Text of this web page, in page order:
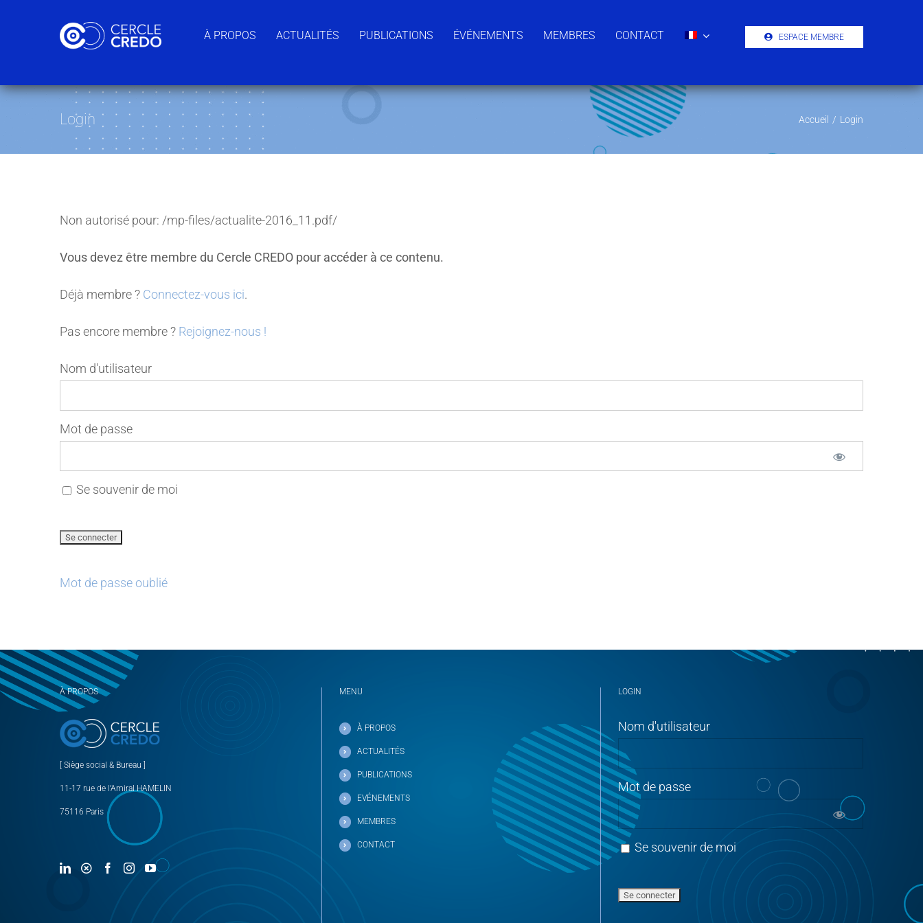
À PROPOS ACTUALITÉS PUBLICATIONS ÉVÉNEMENTS MEMBRES CONTACT ESPACE MEMBRE
Login Accueil / Login
Non autorisé pour: /mp-files/actualite-2016_11.pdf/
Vous devez être membre du Cercle CREDO pour accéder à ce contenu.
Déjà membre ? Connectez-vous ici.
Pas encore membre ? Rejoignez-nous !
Nom d'utilisateur
Mot de passe
Se souvenir de moi
Mot de passe oublié
À PROPOS
[ Siège social & Bureau ]
11-17 rue de l’Amiral HAMELIN
75116 Paris
MENU
À PROPOS
ACTUALITÉS
PUBLICATIONS
EVÉNEMENTS
MEMBRES
CONTACT
LOGIN
Nom d'utilisateur
Mot de passe
Se souvenir de moi